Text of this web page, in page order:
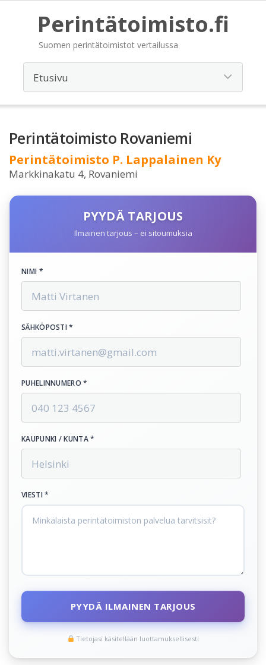
Perintätoimisto.fi
Suomen perintätoimistot vertailussa
Perintätoimisto Rovaniemi
Perintätoimisto P. Lappalainen Ky
Markkinakatu 4, Rovaniemi
PYYDÄ TARJOUS
Ilmainen tarjous – ei sitoumuksia
NIMI *
SÄHKÖPOSTI *
PUHELINNUMERO *
KAUPUNKI / KUNTA *
VIESTI *
PYYDÄ ILMAINEN TARJOUS
Tietojasi käsitellään luottamuksellisesti